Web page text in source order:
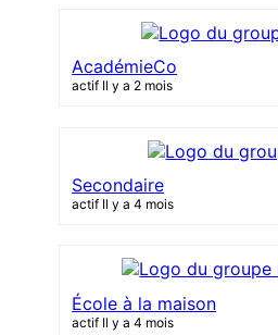
AcadémieCo
actif Il y a 2 mois
Secondaire
actif Il y a 4 mois
École à la maison
actif Il y a 4 mois